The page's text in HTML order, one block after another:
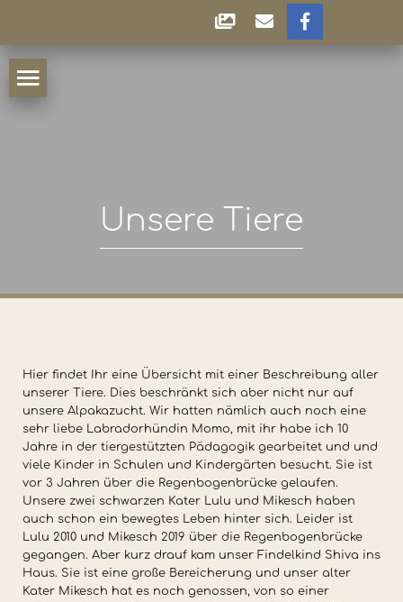
Unsere Tiere
Hier findet Ihr eine Übersicht mit einer Beschreibung aller
unserer Tiere. Dies beschränkt sich aber nicht nur auf
unsere Alpakazucht. Wir hatten nämlich auch noch eine
sehr liebe Labradorhündin Momo, mit ihr habe ich 10
Jahre in der tiergestützten Pädagogik gearbeitet und und
viele Kinder in Schulen und Kindergärten besucht. Sie ist
vor 3 Jahren über die Regenbogenbrücke gelaufen.
Unsere zwei schwarzen Kater Lulu und Mikesch haben
auch schon ein bewegtes Leben hinter sich. Leider ist
Lulu 2010 und Mikesch 2019 über die Regenbogenbrücke
gegangen. Aber kurz drauf kam unser Findelkind Shiva ins
Haus. Sie ist eine große Bereicherung und unser alter
Kater Mikesch hat es noch genossen, von so einer